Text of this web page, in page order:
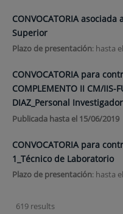
CONVOCATORIA
Superior
Plazo de presentación: hasta
CONVOCATORIA para
COMPLEMENTO II CM/IIS-
DIAZ_Personal
Publicada hasta el 15/06/2019
CONVOCATORIA para
1_Técnico de Laboratorio
Plazo de presentación: hasta
619 results